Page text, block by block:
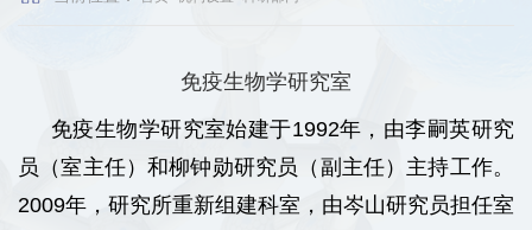
免疫生物学研究室
免疫生物学研究室始建于1992年，由李嗣英研究
员（室主任）和柳钟勋研究员（副主任）主持工作。
2009年，研究所重新组建科室，由岑山研究员担任室